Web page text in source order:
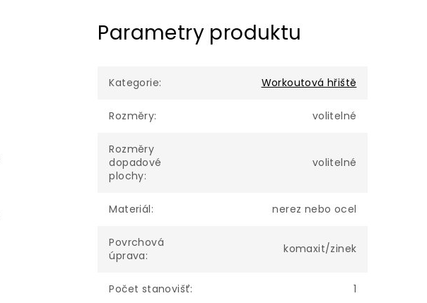
Parametry produktu
Kategorie: Workoutová hřiště
Rozměry: volitelné
Rozměry
dopadové
plochy:
volitelné
Materiál: nerez nebo ocel
Povrchová
úprava: komaxit/zinek
Počet stanovišť: 1